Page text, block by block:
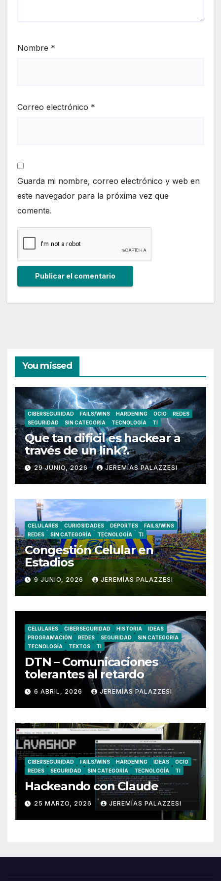
Nombre *
Correo electrónico *
Guarda mi nombre, correo electrónico y web en
este navegador para la próxima vez que
comente.
You missed
CIBERSEGURIDAD FAILS/WINS HARDENING OCIO
REDES
SEGURIDAD
SIN CATEGORÍA TECNOLOGÍA TI
Que tan dificil es hackear a
través de un link?.
29 JUNIO, 2026 JEREMÍAS PALAZZESI
CELULARES CURIOSIDADES DEPORTES
FAILS/WINS
REDES
SIN CATEGORÍA TECNOLOGÍA TI
Congestión Celular en
Estadios
9 JUNIO, 2026 JEREMÍAS PALAZZESI
CELULARES CIBERSEGURIDAD HISTORIA
IDEAS
PROGRAMACIÓN
REDES SEGURIDAD
SIN CATEGORÍA
TECNOLOGÍA
TEXTOS TI
DTN – Comunicaciones
tolerantes al retardo
6 ABRIL, 2026 JEREMÍAS PALAZZESI
CIBERSEGURIDAD FAILS/WINS HARDENING IDEAS
OCIO
REDES
SEGURIDAD SIN CATEGORÍA TECNOLOGÍA TI
Hackeando con Claude
25 MARZO, 2026 JEREMÍAS PALAZZESI